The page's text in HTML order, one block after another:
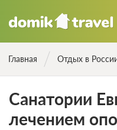
Главная Отдых в
Санатории
лечением